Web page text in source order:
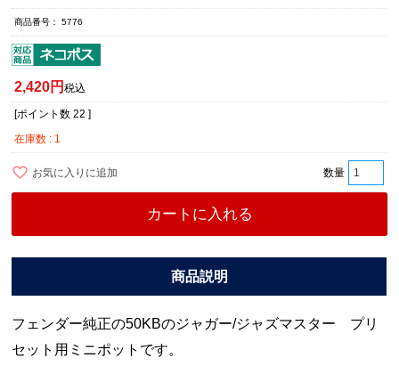
商品番号 5776
2,420 税込
[ポイント数 22 ]
在庫数
1
お気に入りに追加
カートに入れる
フェンダー純正の50KBのジャガー/ジャズマスター プリ
セット用ミニポットです。